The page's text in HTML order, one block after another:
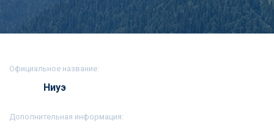
Официальное название:
Ниуэ
Дополнительная информация: